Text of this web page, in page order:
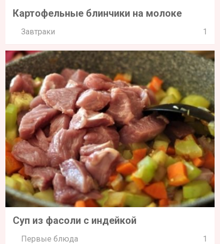
Картофельные блинчики на молоке
Завтраки 1
Суп из фасоли с индейкой
Первые блюда 1